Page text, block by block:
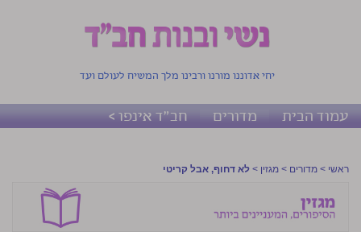
יחי אדוננו מורנו ורבינו מלך המשיח לעולם ועד
עמוד הבית מדורים חב"ד אינפו >
ראשי > מדורים > מגזין > לא דחוף, אבל קריטי